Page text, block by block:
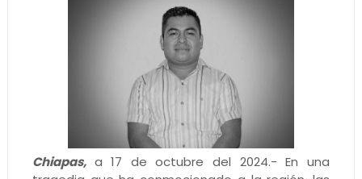
Chiapas, a 17 de octubre del 2024.- En una